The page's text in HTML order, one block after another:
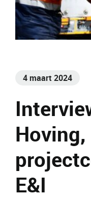
4 maart 2024
Hoving,
E&I